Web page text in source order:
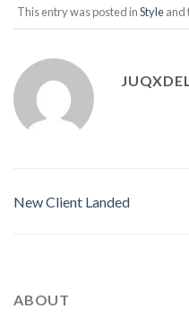
This entry was posted inStyleand
New Client Landed
ABOUT